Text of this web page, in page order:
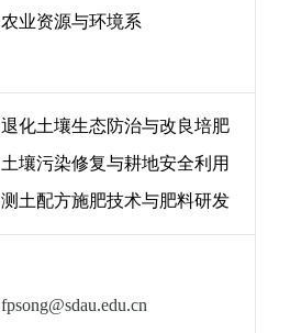
农业资源与环境系
退化土壤生态防治与改良培肥
土壤污染修复与耕地安全利用
测土配方施肥技术与肥料研发
fpsong@sdau.edu.cn